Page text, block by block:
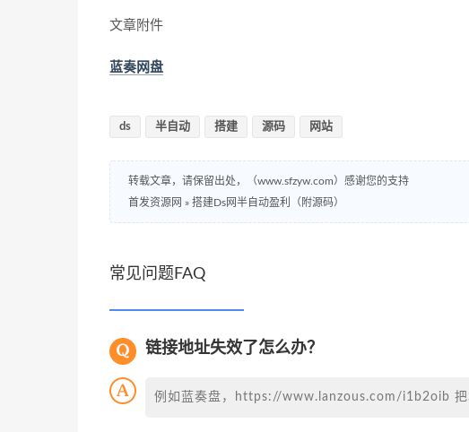
文章附件
蓝奏网盘
ds 半自动 搭建 源码 网站
转载文章，请保留出处，（www.sfzyw.com）感谢您的支持
首发资源网 » 搭建Ds网半自动盈利（附源码）
常见问题FAQ
链接地址失效了怎么办？
例如蓝奏盘，https://www.lanzous.com/i1b2oib 把